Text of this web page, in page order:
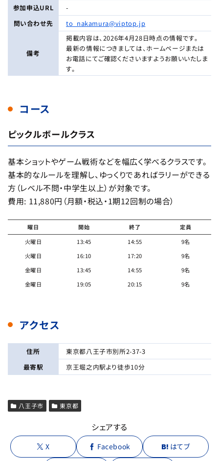
参加申込URL
-
問い合わせ先
to_nakamura@viptop.jp
備考
掲載内容は、2026年4月28日時点の情報です。
最新の情報につきましては、ホームページまたは
お電話にてご確認くださいますようお願いいたしま
す。
コース
ピックルボールクラス
基本ショットやゲーム戦術などを幅広く学べるクラスです。
基本的なルールを理解し、ゆっくりであればラリーができる
方（レベル不問・中学生以上）が対象です。
費用: 11,880円（月額・税込・1期12回制の場合）
曜日 開始 終了
定員
火曜日
13:45 14:55
9名
火曜日
16:10 17:20
9名
金曜日
13:45 14:55
9名
金曜日
19:05 20:15 9名
アクセス
住所
東京都八王子市別所2-37-3
最寄駅
京王堀之内駅より徒歩10分
八王子市 東京都
シェアする
X Facebook はてブ